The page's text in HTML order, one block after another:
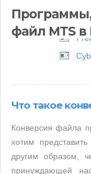
файл MTS в
Что такое
Конверсия файла
хотим
другим образом,
принуждающей